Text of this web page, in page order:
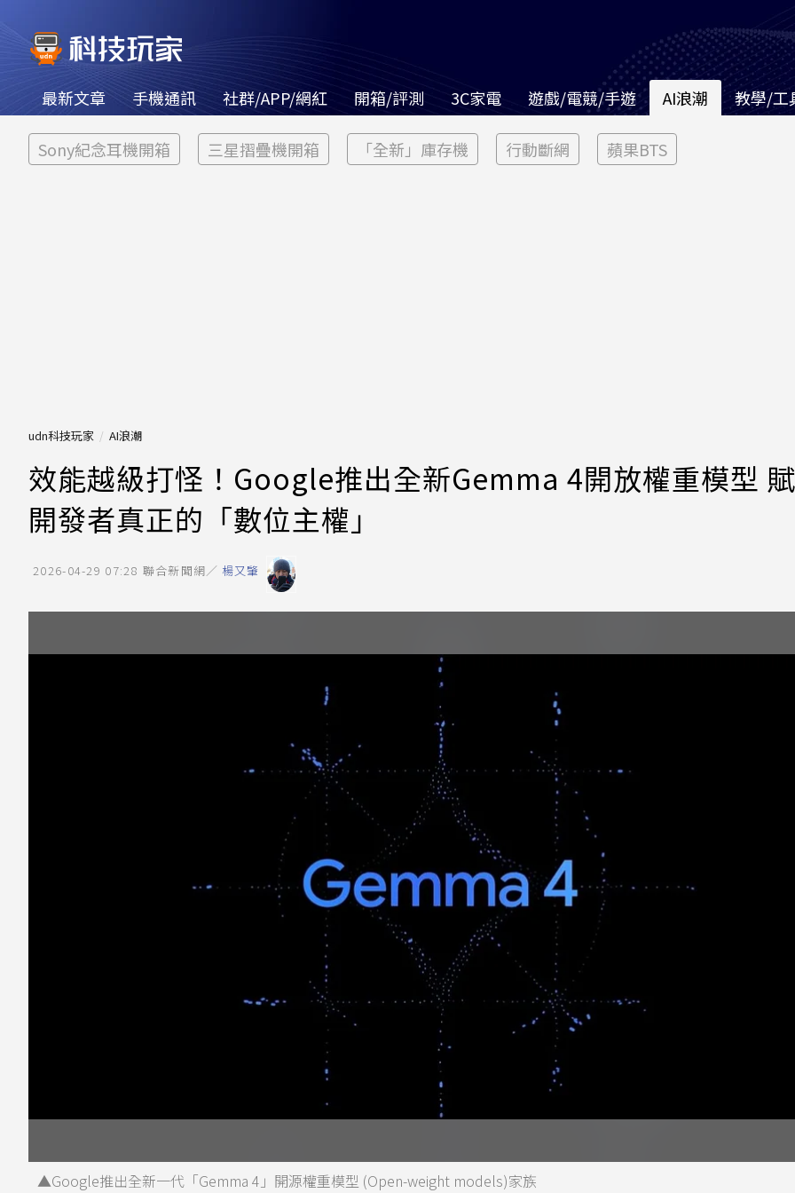
最新文章 手機通訊 社群/APP/網紅 開箱/評測 3C家電 遊戲/電競/手遊 AI浪潮 教學/工
Sony紀念耳機開箱 三星摺疊機開箱 「全新」庫存機 行動斷網 蘋果BTS
udn科技玩家 AI浪潮
效能越級打怪！Google推出全新Gemma 4開放權重模型
開發者真正的「數位主權」
2026-04-29 07:28 聯合新聞網／ 楊又肇
▲Google推出全新一代「Gemma 4」開源權重模型 (Open-weight models)家族